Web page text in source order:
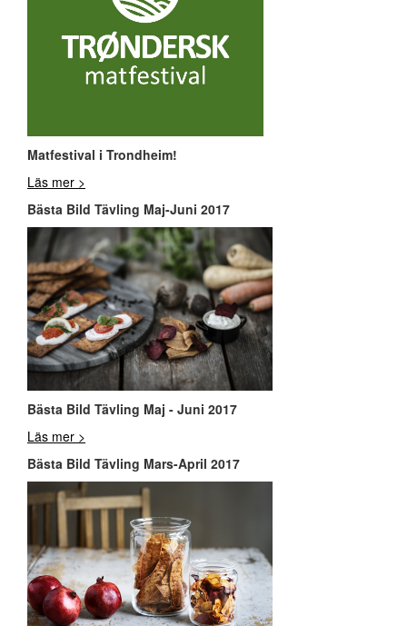
Matfestival i Trondheim!
Läs mer >
Bästa Bild Tävling Maj-Juni 2017
Bästa Bild Tävling Maj - Juni 2017
Läs mer >
Bästa Bild Tävling Mars-April 2017